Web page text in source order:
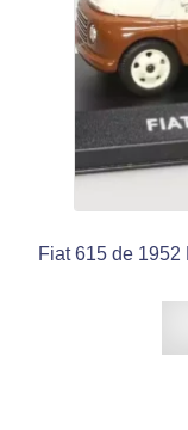
Fiat 615 de 1952